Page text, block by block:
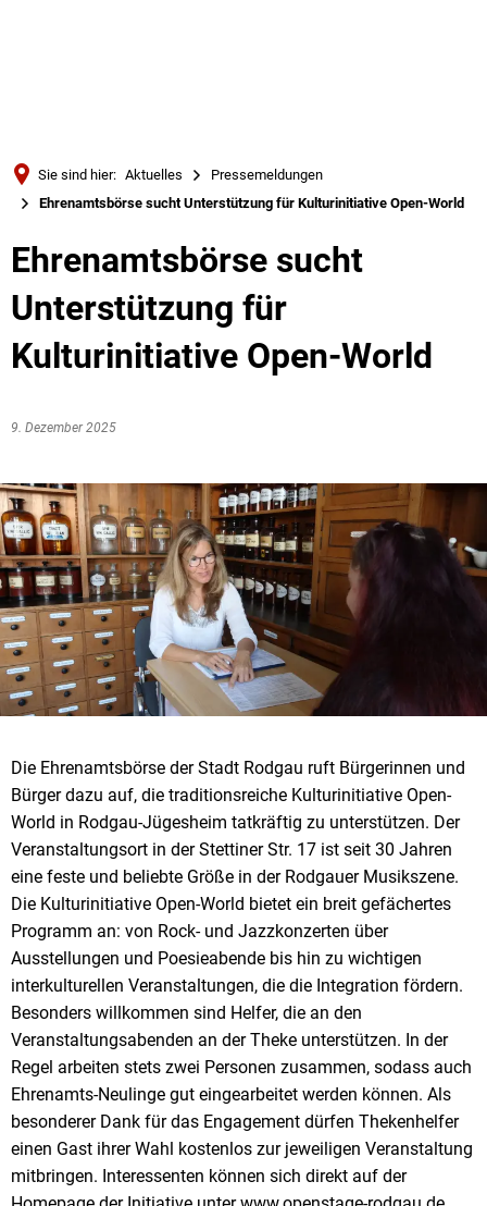
Русский
Deutsch
Sie sind hier: Aktuelles
Pressemeldungen
Ehrenamtsbörse sucht Unterstützung für Kulturinitiative Open-World
Ehrenamtsbörse sucht
Unterstützung für
Kulturinitiative Open-World
9. Dezember 2025
Die Ehrenamtsbörse der Stadt Rodgau ruft Bürgerinnen und
Bürger dazu auf, die traditionsreiche Kulturinitiative Open-
World in Rodgau-Jügesheim tatkräftig zu unterstützen. Der
Veranstaltungsort in der Stettiner Str. 17 ist seit 30 Jahren
eine feste und beliebte Größe in der Rodgauer Musikszene.
Die Kulturinitiative Open-World bietet ein breit gefächertes
Programm an: von Rock- und Jazzkonzerten über
Ausstellungen und Poesieabende bis hin zu wichtigen
interkulturellen Veranstaltungen, die die Integration fördern.
Besonders willkommen sind Helfer, die an den
Veranstaltungsabenden an der Theke unterstützen. In der
Regel arbeiten stets zwei Personen zusammen, sodass auch
Ehrenamts-Neulinge gut eingearbeitet werden können. Als
besonderer Dank für das Engagement dürfen Thekenhelfer
einen Gast ihrer Wahl kostenlos zur jeweiligen Veranstaltung
mitbringen. Interessenten können sich direkt auf der